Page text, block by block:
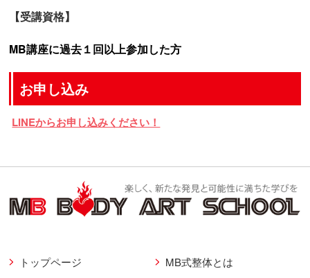
【受講資格】
MB講座に過去１回以上参加した方
お申し込み
LINEからお申し込みください！
トップページ MB式整体とは